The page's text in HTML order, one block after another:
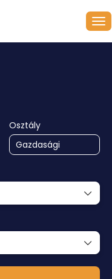
Osztály